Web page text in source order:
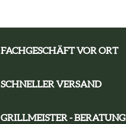
FACHGESCHÄFT VOR ORT
SCHNELLER VERSAND
GRILLMEISTER - BERATUNG